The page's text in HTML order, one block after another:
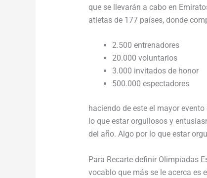
que se llevarán a cabo en
atletas de 177 países, donde
2.500 entrenadores
20.000 voluntarios
3.000 invitados de honor
500.000 espectadores
haciendo de este el mayor
lo que estar orgullosos y
del año. Algo por lo que estar
Para Recarte definir Olimpiadas
vocablo que más se le acerca es